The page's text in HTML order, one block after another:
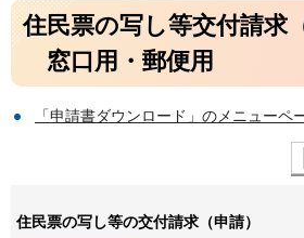
住民票の写し等交付請求
窓口用・郵便用
「申請書ダウンロード」のメニューペ
住民票の写し等の交付請求（申請）